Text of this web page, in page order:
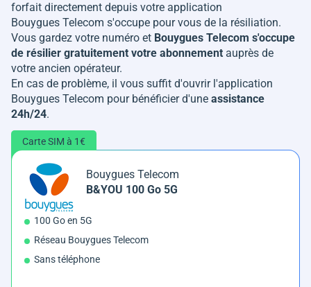
forfait directement depuis votre application
Bouygues Telecom s'occupe pour vous de la résiliation.
Vous gardez votre numéro et Bouygues Telecom s'occupe
de résilier gratuitement votre abonnement auprès de
votre ancien opérateur.
En cas de problème, il vous suffit d'ouvrir l'application
Bouygues Telecom pour bénéficier d'une assistance
24h/24.
Carte SIM à 1€
Bouygues Telecom
B&YOU 100 Go 5G
100 Go en 5G
Réseau Bouygues Telecom
Sans téléphone